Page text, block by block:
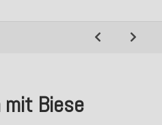
mit Biese